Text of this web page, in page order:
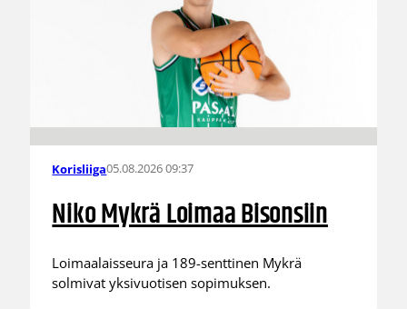
Korisliiga05.08.2026 09:37
Niko Mykrä Loimaa Bisonsiin
Loimaalaisseura ja 189-senttinen Mykrä
solmivat yksivuotisen sopimuksen.